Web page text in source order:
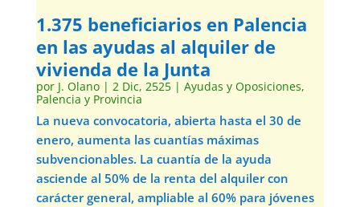
1.375 beneficiarios en Palencia
en las ayudas al alquiler de
vivienda de la Junta
por J. Olano| 2 Dic, 2525| Ayudas y Oposiciones,
Palencia y Provincia
La nueva convocatoria, abierta hasta el 30 de
enero, aumenta las cuantías máximas
subvencionables. La cuantía de la ayuda
asciende al 50% de la renta del alquiler con
carácter general, ampliable al 60% para jóvenes